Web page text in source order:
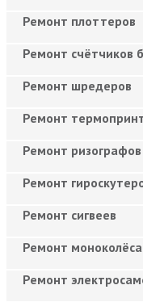
Ремонт плоттеров
Ремонт счётчиков
Ремонт шредеров
Ремонт
Ремонт ризографов
Ремонт
Ремонт сигвеев
Ремонт моноколёса
Ремонт